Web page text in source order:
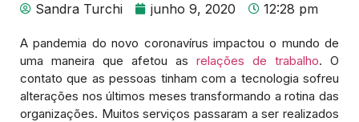
Sandra Turchi junho 9, 2020 12:28 pm
A pandemia do novo coronavírus impactou o mundo de
uma maneira que afetou as relações de trabalho. O
contato que as pessoas tinham com a tecnologia sofreu
alterações nos últimos meses transformando a rotina das
organizações. Muitos serviços passaram a ser realizados